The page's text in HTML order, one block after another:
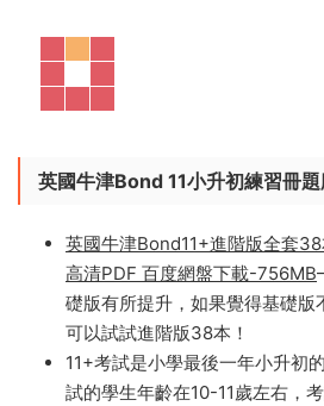
按年級按科目的知識梳理，分階
各種思維，邏輯，文字，圖形，
英國牛津Bond 11小升初練習冊題
英國牛津Bond11+進階版全套